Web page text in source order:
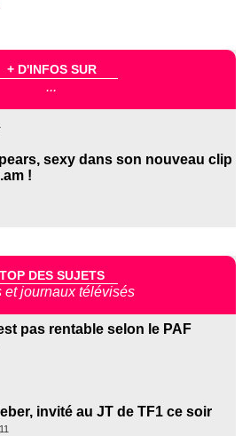
+ D'INFOS SUR
...
sexy dans son nouveau clip
!
TOP DES SUJETS
et journaux télévisés
pas rentable selon le PAF
invité au JT de TF1 ce soir